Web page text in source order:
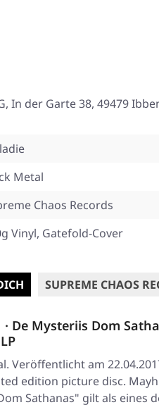
In der Garte 38, 49479
Metal
Chaos Records
Vinyl, Gatefold-Cover
SUPREME CHAOS
· De Mysteriis Dom
Veröffentlicht am
edition picture disc.
Sathanas" gilt als eines